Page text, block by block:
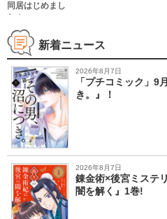
同居はじめまし
た！
新着ニュース
2026年8月7日
「プチコミック」9
き。』！
2026年8月7日
錬金術×後宮ミステ
闇を解く』1巻!